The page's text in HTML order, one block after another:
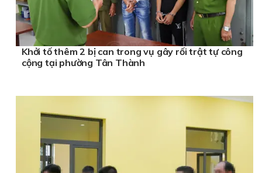
Khởi tố thêm 2 bị can trong vụ gây rối trật tự công
cộng tại phường Tân Thành